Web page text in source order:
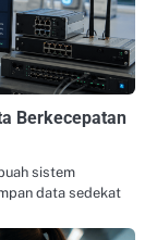
Berkecepatan
sistem
data sedekat